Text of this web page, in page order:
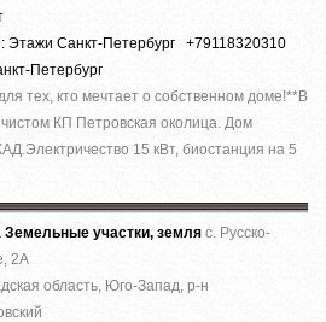
Этажи Санкт-Петербург +79118320310
Петербург
тех, кто мечтает о собственном доме!**В
КП Петровская околица. Дом
15 кВт, биостанция на 5
участки, земля с. Русско-
2А
область, Юго-Запад, р-н